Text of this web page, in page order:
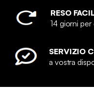
RESO
14 giorni per
SERVIZIO
a vostra